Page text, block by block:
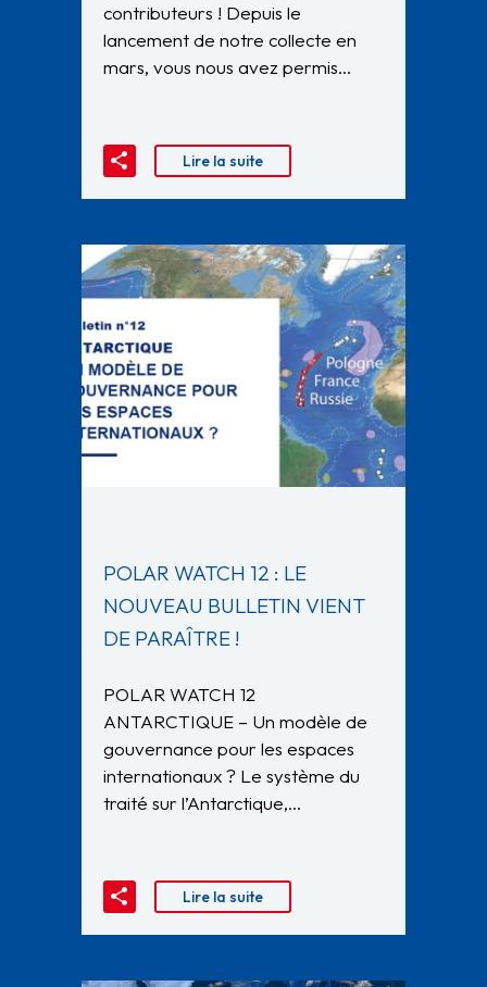
contributeurs ! Depuis le
lancement de notre collecte en
mars, vous nous avez permis…
Lire la suite
POLAR WATCH 12 : LE
NOUVEAU BULLETIN VIENT
DE PARAÎTRE !
POLAR WATCH 12
ANTARCTIQUE – Un modèle de
gouvernance pour les espaces
internationaux ? Le système du
traité sur l’Antarctique,…
Lire la suite